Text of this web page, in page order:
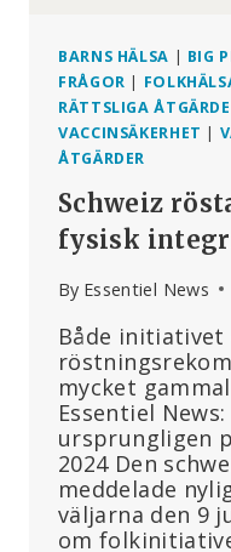
BARNS HÄLSA | BIG
FRÅGOR |
RÄTTSLIGA
VACCINSÄKERHET |
ÅTGÄRDER
Schweiz
fysisk
By Essentiel News
Både initiativet
mycket
Essentiel
ursprungligen
2024 Den
meddelade
väljarna den 9
om